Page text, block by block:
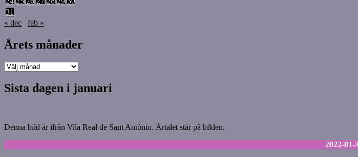
31
« dec
feb »
Årets månader
Årets
Sista dagen i januari
Denna bild är ifrån Vila Real de Sant António. Årtalet står på bilden.
2022-01-